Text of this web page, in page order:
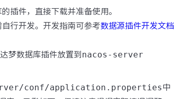
插件，直接下载并准备使用。
行开发。开发指南可参考数据源插件开发文档
梦数据库插件放置到 nacos-server
conf/application.properties 中